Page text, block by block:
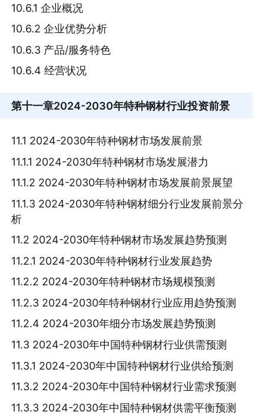
10.6.1 企业概况
10.6.2 企业优势分析
10.6.3 产品/服务特色
10.6.4 经营状况
第十一章2024-2030年特种钢材行业投资前景
11.1 2024-2030年特种钢材市场发展前景
11.1.1 2024-2030年特种钢材市场发展潜力
11.1.2 2024-2030年特种钢材市场发展前景展望
11.1.3 2024-2030年特种钢材细分行业发展前景分
析
11.2 2024-2030年特种钢材市场发展趋势预测
11.2.1 2024-2030年特种钢材行业发展趋势
11.2.2 2024-2030年特种钢材市场规模预测
11.2.3 2024-2030年特种钢材行业应用趋势预测
11.2.4 2024-2030年细分市场发展趋势预测
11.3 2024-2030年中国特种钢材行业供需预测
11.3.1 2024-2030年中国特种钢材行业供给预测
11.3.2 2024-2030年中国特种钢材行业需求预测
11.3.3 2024-2030年中国特种钢材供需平衡预测